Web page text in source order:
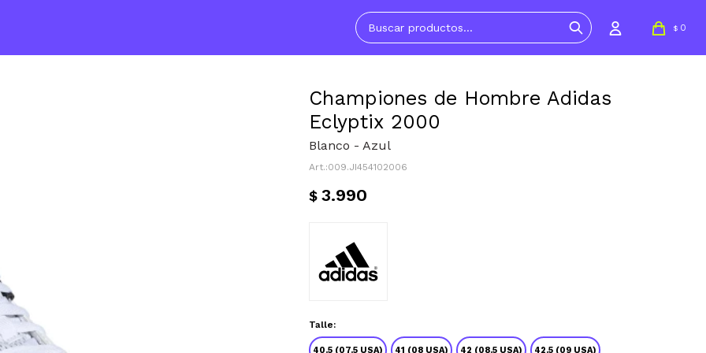
$ 0
Championes de Hombre Adidas
Eclyptix 2000
Blanco - Azul
009.JI454102006
$ 3.990
Talle:
40.5 (07.5 USA) 41 (08 USA) 42 (08.5 USA) 42.5 (09 USA)